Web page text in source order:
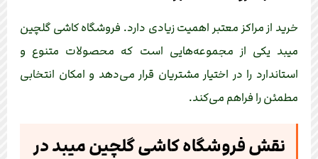
خرید از مراکز معتبر اهمیت زیادی دارد. فروشگاه کاشی گلچین
میبد یکی از مجموعه‌هایی است که محصولات متنوع و
استاندارد را در اختیار مشتریان قرار می‌دهد و امکان انتخابی
مطمئن را فراهم می‌کند.
نقش فروشگاه کاشی گلچین میبد در